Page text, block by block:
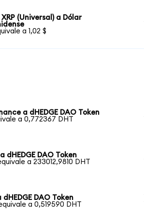
(Universal) a Dólar
a 1,02 $
a dHEDGE DAO Token
a 0,772367 DHT
dHEDGE DAO Token
a 233012,9810 DHT
dHEDGE DAO Token
a 0,519590 DHT